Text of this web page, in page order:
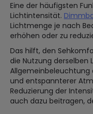
Eine der häufigsten
Lichtintensität.
Lichtmenge je nach
erhöhen oder zu
Das hilft, den
die Nutzung derselben
Allgemeinbeleuchtung
und entspannterer
Reduzierung der
auch dazu beitragen,